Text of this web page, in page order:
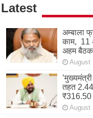
Latest
अम्बाला
काम, 11
अहम बैठक
August
तहत
₹316.50
August